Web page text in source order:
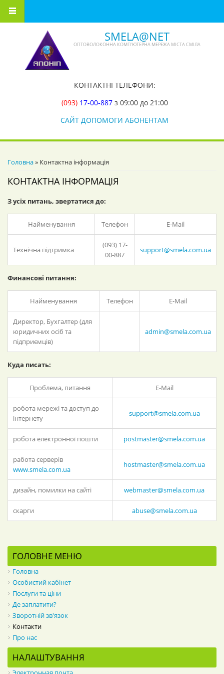
SMELA@NET
ОПТОВОЛОКОННА КОМП'ЮТЕРНА МЕРЕЖА МІСТА СМІЛА
КОНТАКТНІ ТЕЛЕФОНИ:
(093) 17-00-887з 09:00 до 21:00
САЙТ ДОПОМОГИ АБОНЕНТАМ
ВИ Є ТУТ
Головна» Контактна інформація
КОНТАКТНА ІНФОРМАЦІЯ
З усіх питань, звертатися до:
Найменування Телефон E-Mail
Технічна підтримка
(093) 17-
00-887
support@smela.com.ua
Финансові питання:
Найменування Телефон E-Mail
Директор, Бухгалтер (для
юридичних осіб та
підприємців)
admin@smela.com.ua
Куда писать:
Проблема, питання E-Mail
робота мережі та доступ до
інтернету
support@smela.com.ua
робота електронної пошти postmaster@smela.com.ua
работа серверів
www.smela.com.ua
hostmaster@smela.com.ua
дизайн, помилки на сайті webmaster@smela.com.ua
скарги abuse@smela.com.ua
ГОЛОВНЕ МЕНЮ
Головна
Особистий кабінет
Послуги та ціни
Де заплатити?
Зворотній зв'язок
Контакти
Про нас
НАЛАШТУВАННЯ